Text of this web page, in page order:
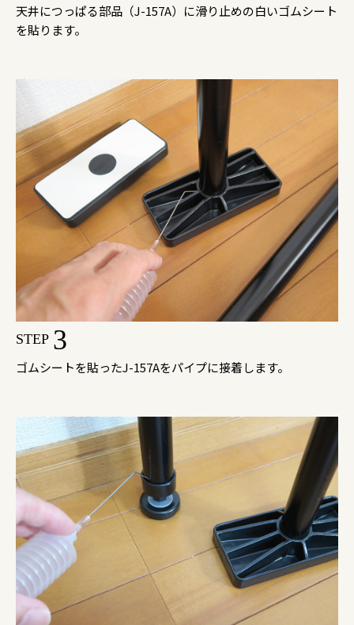
天井につっぱる部品（J-157A）に滑り止めの白いゴムシート
を貼ります。
STEP 3
ゴムシートを貼ったJ-157Aをパイプに接着します。